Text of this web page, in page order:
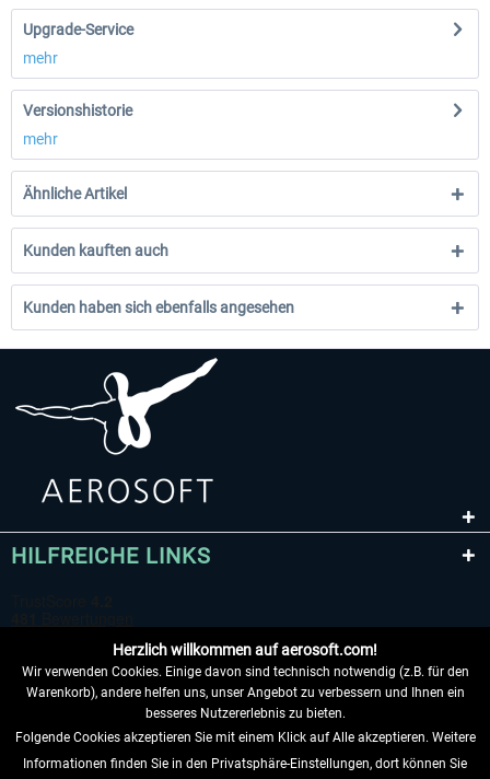
Upgrade-Service
mehr
Versionshistorie
mehr
Ähnliche Artikel
Kunden kauften auch
Kunden haben sich ebenfalls angesehen
HILFREICHE LINKS
VERTRAG WIDERRUFEN
Herzlich willkommen auf aerosoft.com!
Wir verwenden Cookies. Einige davon sind technisch notwendig (z.B. für den
Warenkorb), andere helfen uns, unser Angebot zu verbessern und Ihnen ein
besseres Nutzererlebnis zu bieten.
Folgende Cookies akzeptieren Sie mit einem Klick auf Alle akzeptieren. Weitere
Informationen finden Sie in den Privatsphäre-Einstellungen, dort können Sie